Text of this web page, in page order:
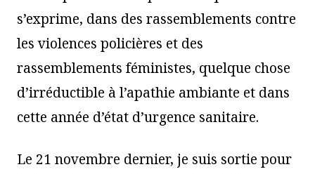
s’exprime, dans des rassemblements contre
les violences policières et des
rassemblements féministes, quelque chose
d’irréductible à l’apathie ambiante et dans
cette année d’état d’urgence sanitaire.
Le 21 novembre dernier, je suis sortie pour